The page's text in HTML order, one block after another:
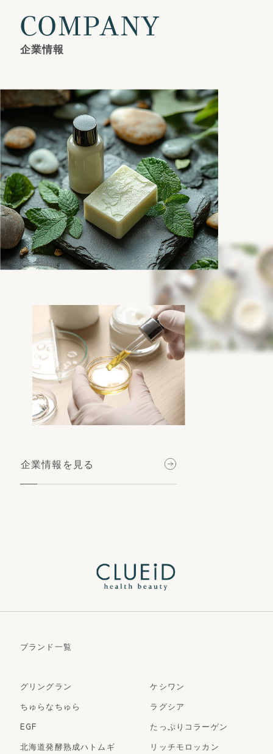
COMPANY
企業情報
企業情報を見る
ブランド一覧
グリングラン
ケシワン
ちゅらなちゅら
ラグシア
EGF
たっぷりコラーゲン
北海道発酵熟成ハトムギ
リッチモロッカン